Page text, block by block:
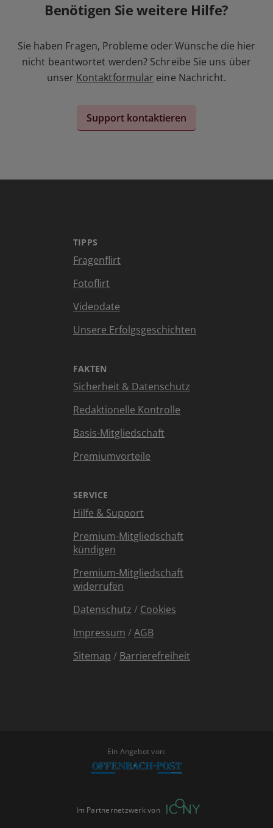
Benötigen Sie weitere Hilfe?
Sie haben Fragen, Probleme oder Wünsche die hier
nicht beantwortet werden? Schreibe Sie uns über
unser Kontaktformular eine Nachricht.
Support kontaktieren
TIPPS
Fragenflirt
Fotoflirt
Videodate
Unsere Erfolgsgeschichten
FAKTEN
Sicherheit & Datenschutz
Redaktionelle Kontrolle
Basis-Mitgliedschaft
Premiumvorteile
SERVICE
Hilfe & Support
Premium-Mitgliedschaft
kündigen
Premium-Mitgliedschaft
widerrufen
Datenschutz / Cookies
Impressum /AGB
Sitemap / Barrierefreiheit
Ein Angebot von:
Im Partnernetzwerk von